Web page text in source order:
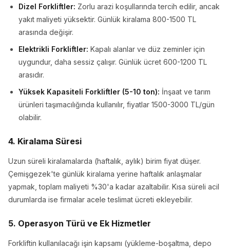
Dizel Forkliftler: Zorlu arazi koşullarında tercih edilir, ancak
yakıt maliyeti yüksektir. Günlük kiralama 800-1500 TL
arasında değişir.
Elektrikli Forkliftler: Kapalı alanlar ve düz zeminler için
uygundur, daha sessiz çalışır. Günlük ücret 600-1200 TL
arasıdır.
Yüksek Kapasiteli Forkliftler (5-10 ton): İnşaat ve tarım
ürünleri taşımacılığında kullanılır, fiyatlar 1500-3000 TL/gün
olabilir.
4. Kiralama Süresi
Uzun süreli kiralamalarda (haftalık, aylık) birim fiyat düşer.
Çemişgezek'te günlük kiralama yerine haftalık anlaşmalar
yapmak, toplam maliyeti %30'a kadar azaltabilir. Kısa süreli acil
durumlarda ise firmalar acele teslimat ücreti ekleyebilir.
5. Operasyon Türü ve Ek Hizmetler
Forkliftin kullanılacağı işin kapsamı (yükleme-boşaltma, depo